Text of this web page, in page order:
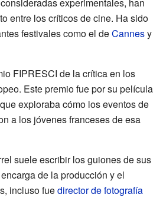
experimentales, han
entre los críticos de cine. Ha sido
festivales como el deCannesy
FIPRESCI de la crítica en los
Este premio fue por su película
exploraba cómo los eventos de
a los jóvenes franceses de esa
suele escribir los guiones de sus
de la producción y el
incluso fuedirector de fotografía